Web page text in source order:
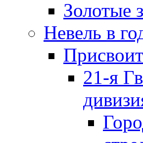
Золотые
Невель в
21-я